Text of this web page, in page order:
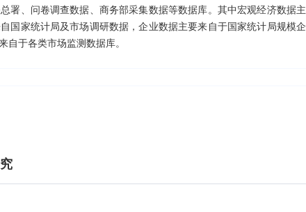
署、问卷调查数据、商务部采集数据等数据库。其中宏观经济数据主
国家统计局及市场调研数据，企业数据主要来自于国家统计局规模企
自于各类市场监测数据库。